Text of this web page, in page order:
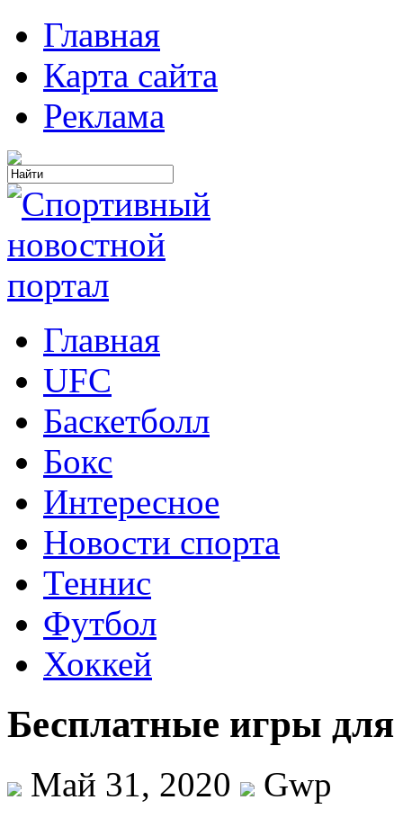
Главная
Карта сайта
Реклама
Главная
UFC
Баскетболл
Бокс
Интересное
Новости спорта
Теннис
Футбол
Хоккей
Бесплатные игры для
Май 31, 2020
Gwp